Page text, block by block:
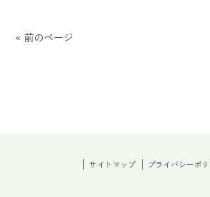
« 前のページ
サイトマップ プライバシーポ